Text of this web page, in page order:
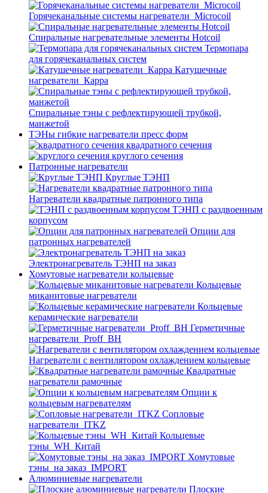
Горячеканальные системы нагреватели_Microcoil
Спиральные нагревательные элементы Hotcoil
Термопара
для горячеканальных систем
Катушечные
нагреватели_Карра
Спиральные тэны с рефлектирующей трубкой,
манжетой
ТЭНы гибкие нагреватели пресс форм
квадратного сечения
круглого сечения
Патронные нагреватели
Круглые ТЭНП
Нагреватели квадратные патронного типа
ТЭНП с раздвоенным
корпусом
Опции для
патронных нагревателей
Электронагреватель ТЭНП на заказ
Хомутовые нагреватели кольцевые
Кольцевые
миканитовые нагреватели
Кольцевые
керамические нагреватели
Герметичные
нагреватели_Proff_BH
Нагреватели с вентилятором охлаждением кольцевые
Квадратные
нагреватели рамочные
Опции к
кольцевым нагревателям
Cопловые
нагреватели_ITKZ
Кольцевые
тэны_WH_Китай
Хомутовые
тэны_на заказ_IMPORT
Алюминиевые нагреватели
Плоские